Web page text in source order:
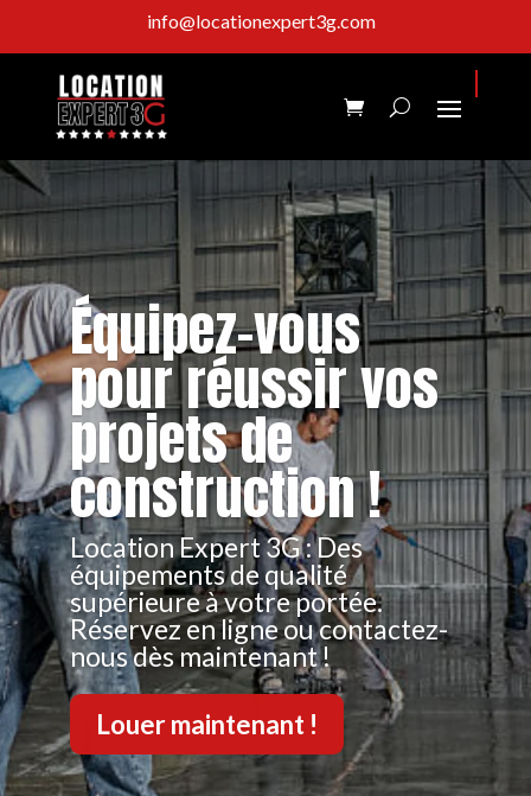
info@locationexpert3g.com
Équipez-vous
pour réussir vos
projets de
construction !
Location Expert 3G : Des
équipements de qualité
supérieure à votre portée.
Réservez en ligne ou contactez-
nous dès maintenant !
Louer maintenant !